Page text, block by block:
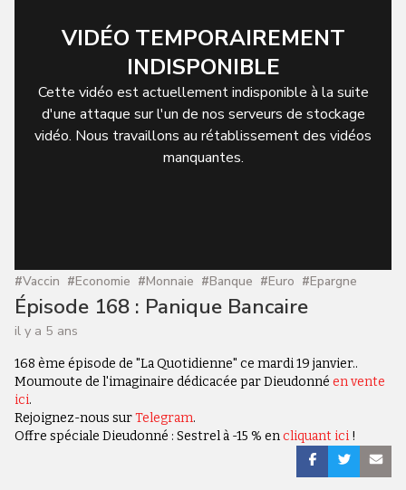
VIDÉO TEMPORAIREMENT
INDISPONIBLE
Cette vidéo est actuellement indisponible à la suite
d'une attaque sur l'un de nos serveurs de stockage
vidéo. Nous travaillons au rétablissement des vidéos
manquantes.
#Vaccin #Economie #Monnaie #Banque #Euro #Epargne
Épisode 168 : Panique Bancaire
il y a 5 ans
168 ème épisode de "La Quotidienne" ce mardi 19 janvier..
Moumoute de l'imaginaire dédicacée par Dieudonné en vente
ici.
Rejoignez-nous surTelegram.
Offre spéciale Dieudonné : Sestrel à -15 % encliquant ici!